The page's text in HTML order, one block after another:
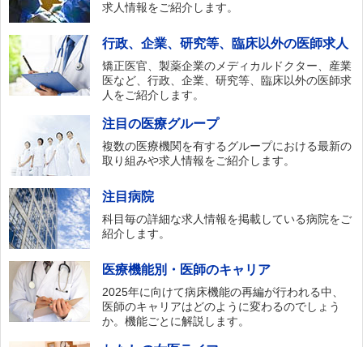
求人情報をご紹介します。
行政、企業、研究等、臨床以外の医師求人
矯正医官、製薬企業のメディカルドクター、産業
医など、行政、企業、研究等、臨床以外の医師求
人をご紹介します。
注目の医療グループ
複数の医療機関を有するグループにおける最新の
取り組みや求人情報をご紹介します。
注目病院
科目毎の詳細な求人情報を掲載している病院をご
紹介します。
医療機能別・医師のキャリア
2025年に向けて病床機能の再編が行われる中、
医師のキャリアはどのように変わるのでしょう
か。機能ごとに解説します。